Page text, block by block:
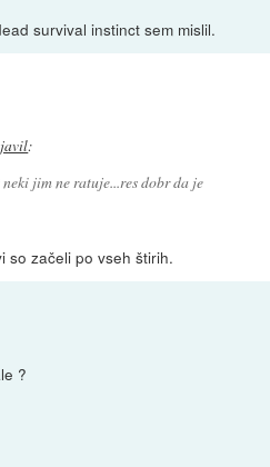
survival instinct sem mislil.
:
jim ne ratuje...res dobr da je
so začeli po vseh štirih.
?